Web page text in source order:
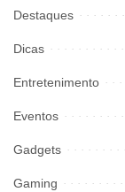
Destaques
Dicas
Entretenimento
Eventos
Gadgets
Gaming